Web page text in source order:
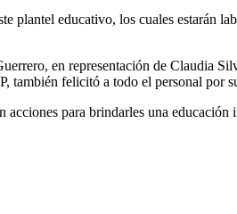
plantel educativo, los cuales estarán
en representación de Claudia
felicitó a todo el personal por
para brindarles una